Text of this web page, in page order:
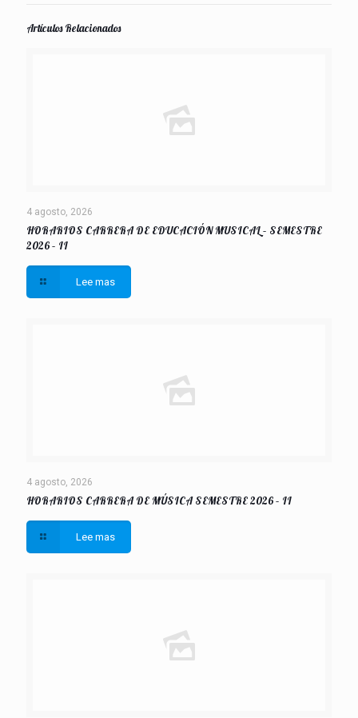
Artículos Relacionados
4 agosto, 2026
HORARIOS CARRERA DE EDUCACIÓN MUSICAL – SEMESTRE
2026 – II
Lee mas
4 agosto, 2026
HORARIOS CARRERA DE MÚSICA SEMESTRE 2026 – II
Lee mas